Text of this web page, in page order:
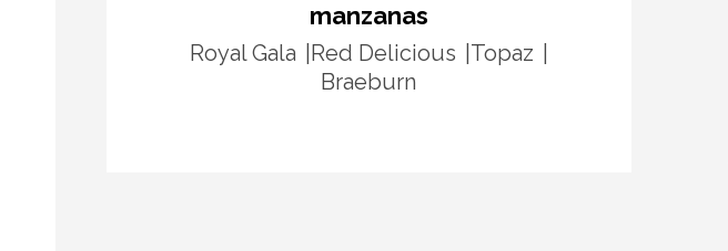
manzanas
Royal Gala Red Delicious
Topaz
Braeburn